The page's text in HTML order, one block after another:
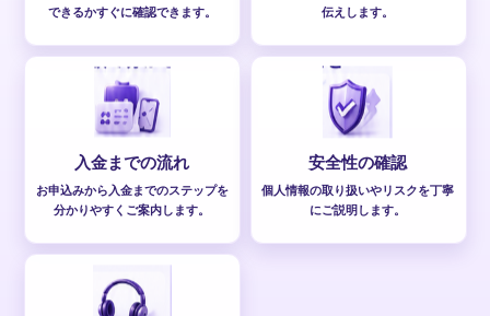
できるかすぐに確認できます。
伝えします。
入金までの流れ
お申込みから入金までのステップを
分かりやすくご案内します。
安全性の確認
個人情報の取り扱いやリスクを丁寧
にご説明します。